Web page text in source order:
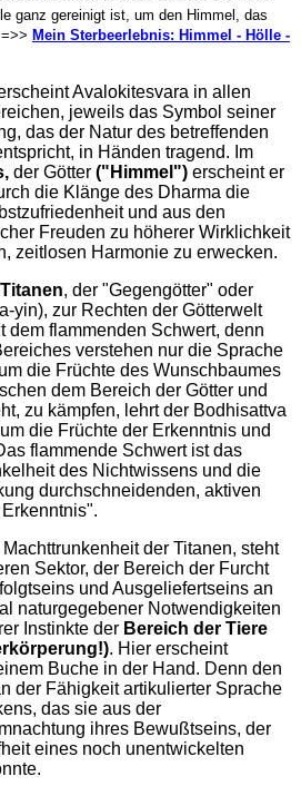
ganz gereinigt ist, um den Himmel, das
Mein Sterbeerlebnis: Himmel - Hölle -
Avalokitesvara in allen
jeweils das Symbol seiner
das der Natur des betreffenden
in Händen tragend. Im
der Götter ("Himmel") erscheint er
die Klänge des Dharma die
und aus den
Freuden zu höherer Wirklichkeit
zeitlosen Harmonie zu erwecken.
Titanen, der "Gegengötter" oder
yin), zur Rechten der Götterwelt
dem flammenden Schwert, denn
verstehen nur die Sprache
die Früchte des Wunschbaumes
dem Bereich der Götter und
zu kämpfen, lehrt der Bodhisattva
die Früchte der Erkenntnis und
flammende Schwert ist das
des Nichtwissens und die
durchschneidenden, aktiven
der Titanen, steht
Sektor, der Bereich der Furcht
und Ausgeliefertseins an
naturgegebener Notwendigkeiten
Instinkte der Bereich der Tiere
!). Hier erscheint
Buche in der Hand. Denn den
der Fähigkeit artikulierter Sprache
das sie aus der
ihres Bewußtseins, der
eines noch unentwickelten